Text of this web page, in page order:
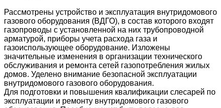
Рассмотрены устройство и эксплуатация внутридомового
газового оборудования (ВДГО), в состав которого входят
газопроводы с установленной на них трубопроводной
арматурой, приборы учета расхода газа и
газоиспользующее оборудование. Изложены
значительные изменения в организации технического
обслуживания и ремонта сетей газопотребления жилых
домов. Уделено внимание безопасной эксплуатации
внутридомового газового оборудования.
Для подготовки и повышения квалификации слесарей по
эксплуатации и ремонту внутридомового газового